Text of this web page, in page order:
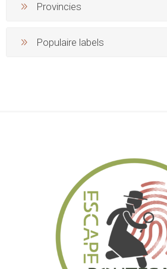
Provincies
Populaire labels